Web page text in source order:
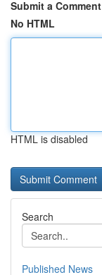
Submit a Comment
No HTML
HTML is disabled
Search
Published News